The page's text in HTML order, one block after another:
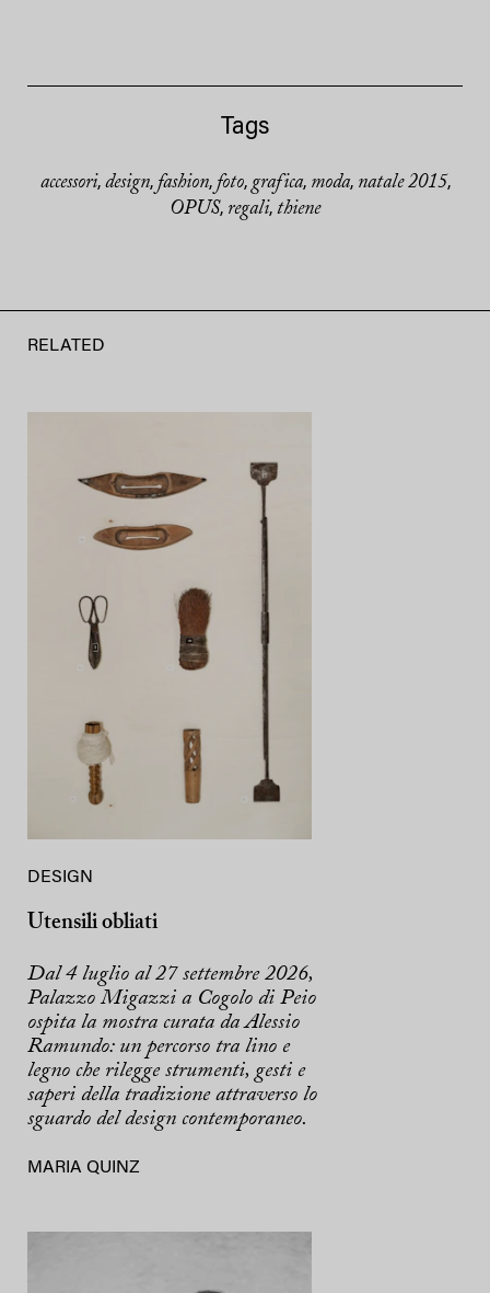
Tags
accessori, design, fashion, foto, grafica, moda, natale 2015,
OPUS, regali, thiene
RELATED
DESIGN
Utensili obliati
Dal 4 luglio al 27 settembre 2026,
Palazzo Migazzi a Cogolo di Peio
ospita la mostra curata da Alessio
Ramundo: un percorso tra lino e
legno che rilegge strumenti, gesti e
saperi della tradizione attraverso lo
sguardo del design contemporaneo.
MARIA QUINZ